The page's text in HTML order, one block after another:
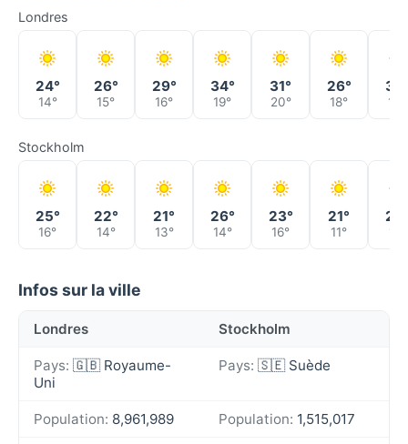
Londres
24°
14°
26°
15°
29°
16°
34°
19°
31°
20°
26°
18° 19°
Stockholm
25°
16°
22°
14°
21°
13°
26°
14°
23°
16°
21°
11°
Infos sur la ville
Londres Stockholm
Pays: 🇬🇧 Royaume-
Uni
Pays: 🇸🇪 Suède
Population: 8,961,989 Population: 1,515,017